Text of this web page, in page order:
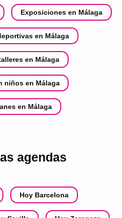
Exposiciones en Málaga
en Málaga
en Málaga
niños en Málaga
en Málaga
agendas
Hoy Barcelona